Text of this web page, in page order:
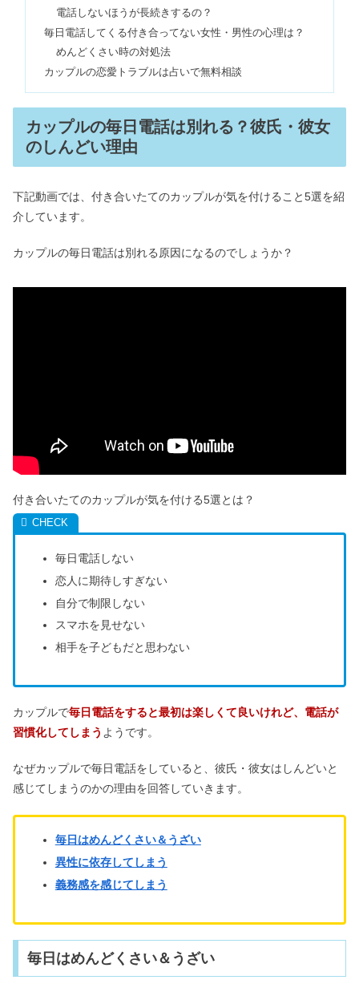
長続きするカップルのLINEや呼び方と
は？｜長く続く秘訣5選
になる？出てくる予兆や理由・方法も
LINEの返信遅いけど続く男性｜返信が
思いつかない？付き合えた例も
ESFPは仕事できない＆頭が悪い？適
が思い出せないのはなぜ？
ISTPはモテる＆最強！恋愛が向いてな
い？好きになったら好き避け？
処法や復縁の可能性は？
ESFPはモテる！女性の恋愛傾向＆相
性がいいのはINFP？
好きな気持ちを抑えている男性！既婚
電話しないほうが長続きするの？
毎日電話してくる付き合ってない女性・男性の心理は？
めんどくさい時の対処法
カップルの恋愛トラブルは占いで無料相談
カップルの毎日電話は別れる？彼氏・彼女
のしんどい理由
下記動画では、付き合いたてのカップルが気を付けること5選を紹
介しています。
カップルの毎日電話は別れる原因になるのでしょうか？
付き合いたてのカップルが気を付ける5選とは？
毎日電話しない
恋人に期待しすぎない
自分で制限しない
スマホを見せない
相手を子どもだと思わない
カップルで毎日電話をすると最初は楽しくて良いけれど、電話が
習慣化してしまう ようです。
なぜカップルで毎日電話をしていると、彼氏・彼女はしんどいと
感じてしまうのかの理由を回答していきます。
毎日はめんどくさい＆うざい
異性に依存してしまう
義務感を感じてしまう
毎日はめんどくさい＆うざい